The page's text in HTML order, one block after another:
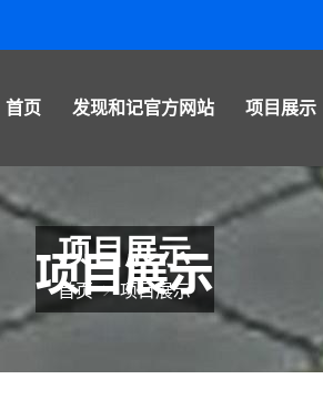
首页 发现和记官方网站 项目展示
项目展示
首页 项目展示